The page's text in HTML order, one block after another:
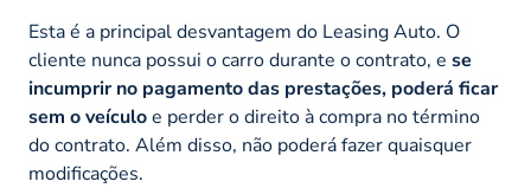
Esta é a principal desvantagem do Leasing Auto. O
cliente nunca possui o carro durante o contrato, e se
incumprir no pagamento das prestações, poderá ficar
sem o veículoe perder o direito à compra no término
do contrato. Além disso, não poderá fazer quaisquer
modificações.